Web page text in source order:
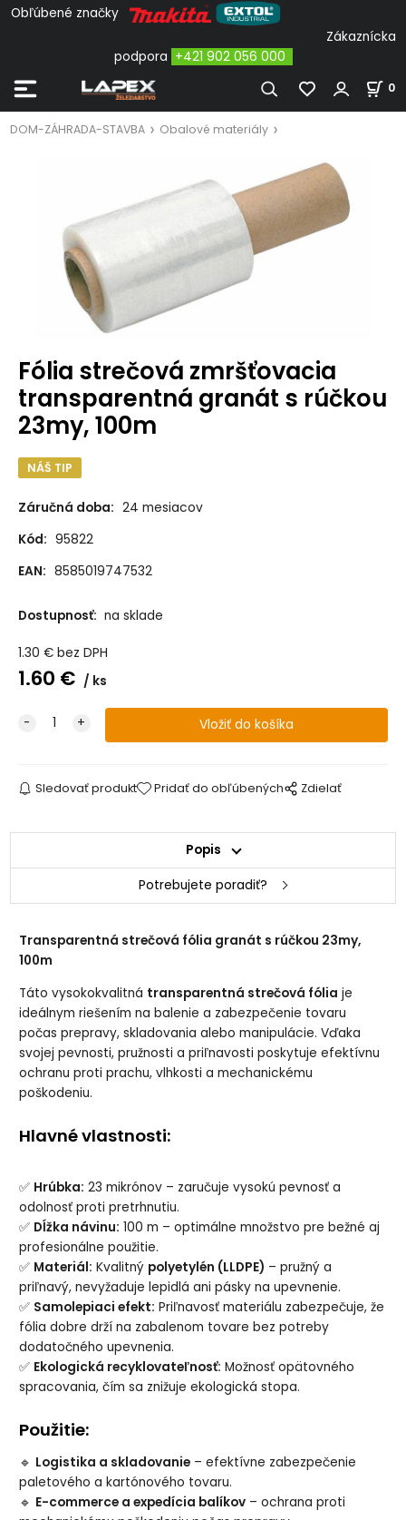
Obľúbené značky
Zákaznícka
podpora +421 902 056 000
0
DOM-ZÁHRADA-STAVBA Obalové materiály
Fólia strečová zmršťovacia
transparentná granát s rúčkou
23my, 100m
NÁŠ TIP
Záručná doba: 24 mesiacov
Kód: 95822
EAN: 8585019747532
Dostupnosť: na sklade
1.30 € bez DPH
1.60 € ks
Sledovať produkt Pridať do obľúbených Zdielať
Popis
Potrebujete poradiť?
Transparentná strečová fólia granát s rúčkou 23my,
100m
Táto vysokokvalitná transparentná strečová fólia je
ideálnym riešením na balenie a zabezpečenie tovaru
počas prepravy, skladovania alebo manipulácie. Vďaka
svojej pevnosti, pružnosti a priľnavosti poskytuje efektívnu
ochranu proti prachu, vlhkosti a mechanickému
poškodeniu.
Hlavné vlastnosti:
✅ Hrúbka: 23 mikrónov – zaručuje vysokú pevnosť a
odolnosť proti pretrhnutiu.
✅ Dĺžka návinu: 100 m – optimálne množstvo pre bežné aj
profesionálne použitie.
✅ Materiál: Kvalitný polyetylén (LLDPE) – pružný a
priľnavý, nevyžaduje lepidlá ani pásky na upevnenie.
✅ Samolepiaci efekt: Priľnavosť materiálu zabezpečuje, že
fólia dobre drží na zabalenom tovare bez potreby
dodatočného upevnenia.
✅ Ekologická recyklovateľnosť: Možnosť opätovného
spracovania, čím sa znižuje ekologická stopa.
Použitie:
🔹 Logistika a skladovanie – efektívne zabezpečenie
paletového a kartónového tovaru.
🔹 E-commerce a expedícia balíkov – ochrana proti